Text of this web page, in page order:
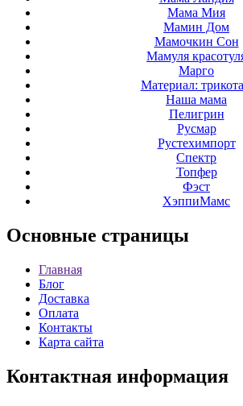
Мама Мия
Мамин Дом
Мамочкин Сон
Мамуля
Марго
Материал:
Наша мама
Пелигрин
Русмар
Рустехимпорт
Спектр
Топфер
Фэст
ХэппиМамс
Основные страницы
Главная
Блог
Доставка
Оплата
Контакты
Карта сайта
Контактная информация